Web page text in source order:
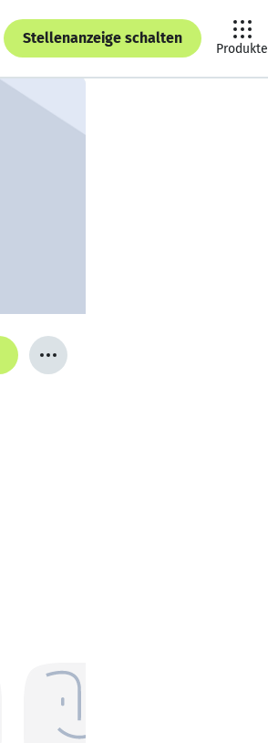
Stellenanzeige schalten
Produkte